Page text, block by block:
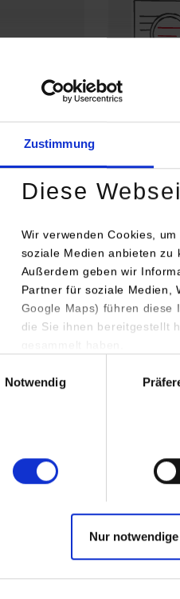
Zustimmung
Diese
Wir verwenden Cookies,
soziale Medien anbieten zu
Außerdem geben wir
Partner für soziale Medien,
Google Maps) führen diese
die Sie ihnen bereitgestellt
Notwendig
Nur
Profil
Zum Event